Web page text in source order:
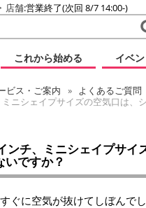
店舗:営業終了(次回 8/7 14:00-)
これから始める イベ
ビス・ご案内
よくあるご質問
ニシェイプサイズの空気口は、
ンチ、ミニシェイプサイ
いですか？
ぐに空気が抜けてしぼんで